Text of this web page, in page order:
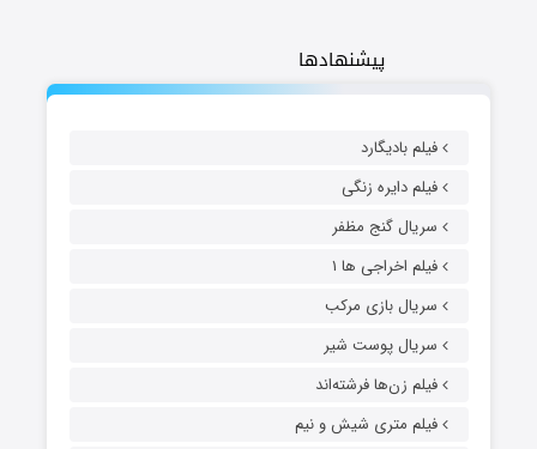
پیشنهادها
فیلم بادیگارد
فیلم دایره زنگی
سریال گنج مظفر
فیلم اخراجی ها ۱
سریال بازی مرکب
سریال پوست شیر
فیلم زن‌ها فرشته‌اند
فیلم متری شیش و نیم